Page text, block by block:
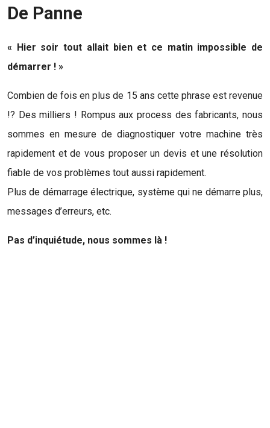
De Panne
« Hier soir tout allait bien et ce matin impossible de
démarrer ! »
Combien de fois en plus de 15 ans cette phrase est revenue
!? Des milliers ! Rompus aux process des fabricants, nous
sommes en mesure de diagnostiquer votre machine très
rapidement et de vous proposer un devis et une résolution
fiable de vos problèmes tout aussi rapidement.
Plus de démarrage électrique, système qui ne démarre plus,
messages d’erreurs, etc.
Pas d’inquiétude, nous sommes là !